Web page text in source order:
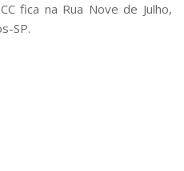
fica na Rua Nove de Julho,
SP.